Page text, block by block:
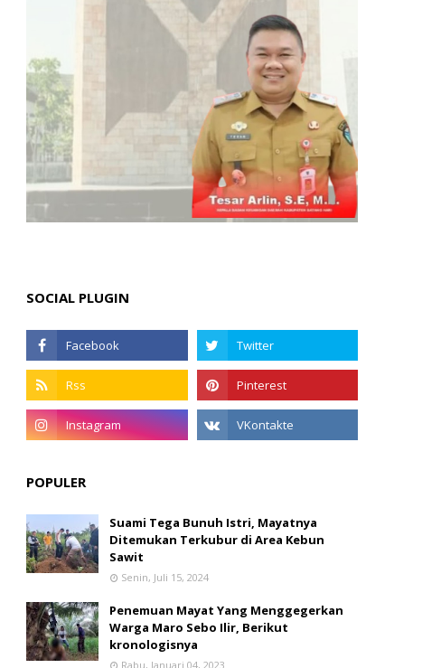
SOCIAL PLUGIN
POPULER
Suami Tega Bunuh Istri, Mayatnya
Ditemukan Terkubur di Area Kebun
Sawit
Senin, Juli 15, 2024
Penemuan Mayat Yang Menggegerkan
Warga Maro Sebo Ilir, Berikut
kronologisnya
Rabu, Januari 04, 2023